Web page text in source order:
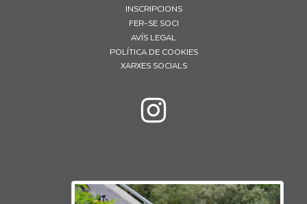
INSCRIPCIONS
FER-SE SOCI
AVÍS LEGAL
POLÍTICA DE COOKIES
XARXES SOCIALS